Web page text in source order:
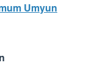
Umyun